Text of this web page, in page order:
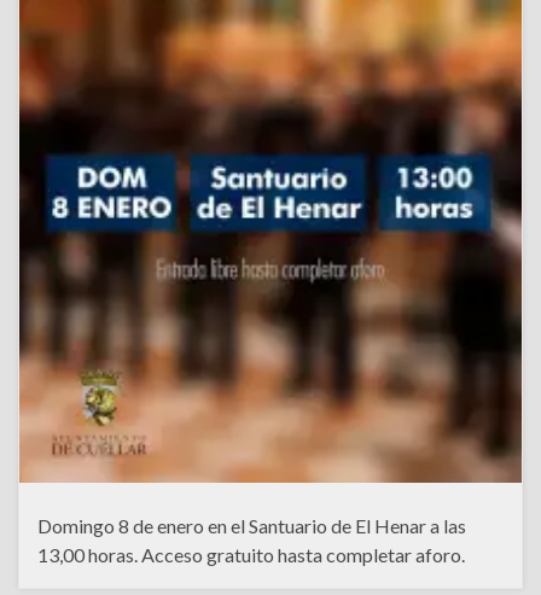
Domingo 8 de enero en el Santuario de El Henar a las
13,00 horas. Acceso gratuito hasta completar aforo.